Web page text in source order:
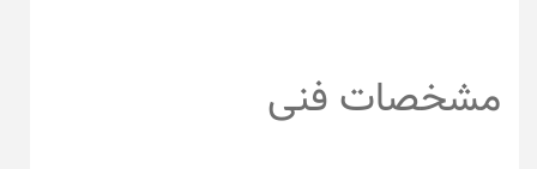
مشخصات فنی